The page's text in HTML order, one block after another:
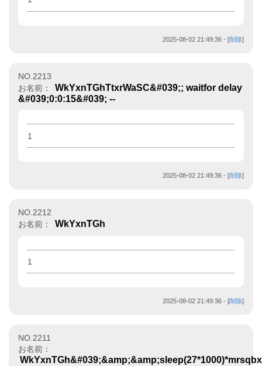
2025-08-02 21:49:36 - [削除]
NO.2213
お名前：
WkYxnTGhTtxrWaSC&#039;; waitfor delay
&#039;0:0:15&#039; --
1
2025-08-02 21:49:36 - [削除]
NO.2212
お名前：
WkYxnTGh
1
2025-08-02 21:49:36 - [削除]
NO.2211
お名前：